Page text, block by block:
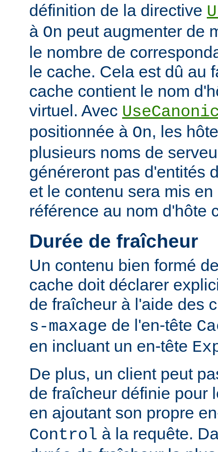
définition de la directive
à On peut augmenter de
le nombre de
le cache. Cela est dû au
cache contient le nom
virtuel. Avec
positionnée à On, les
plusieurs noms de
généreront pas d'entités
et le contenu sera mis
référence au nom d'hôte
Durée de fraîcheur
Un contenu bien formé
cache doit déclarer
de fraîcheur à l'aide des
s-maxage de l'en-tête
en incluant un en-tête
De plus, un client peut
de fraîcheur définie pour
en ajoutant son propre
Control à la requête.